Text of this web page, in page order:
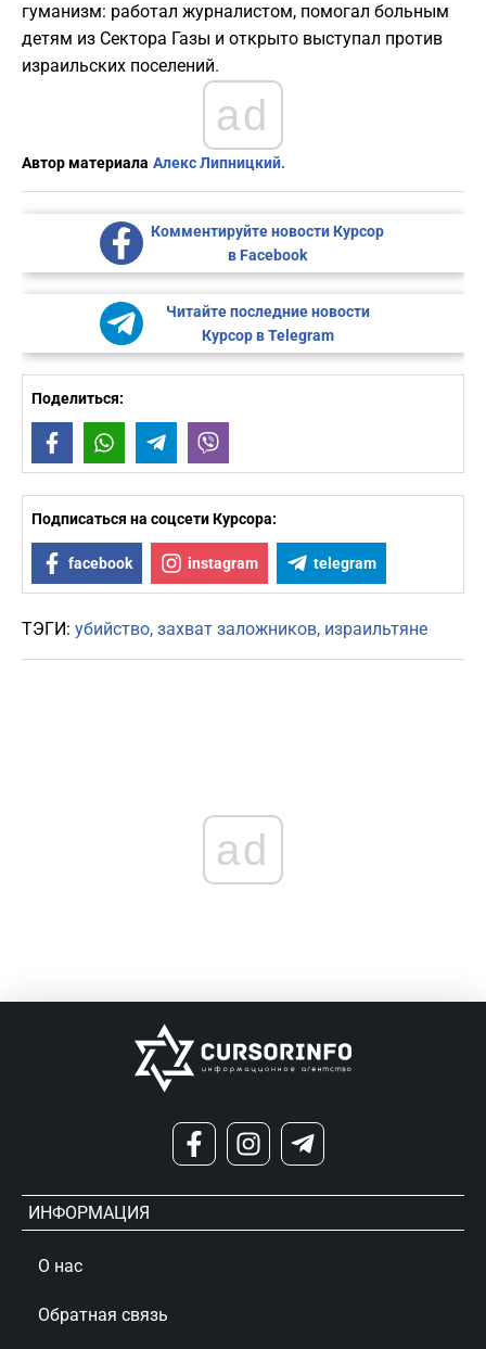
гуманизм: работал журналистом, помогал больным
детям из Сектора Газы и открыто выступал против
израильских поселений.
ad
Автор материала Алекс Липницкий.
Комментируйте новости Курсор
в Facebook
Читайте последние новости
Курсор в Telegram
Поделиться:
FacebookWhatsAppTelegram
Подписаться на соцсети Курсора:
facebook instagram telegram
ТЭГИ: убийство захват заложников израильтяне
ad
ИНФОРМАЦИЯ
О нас
Обратная связь